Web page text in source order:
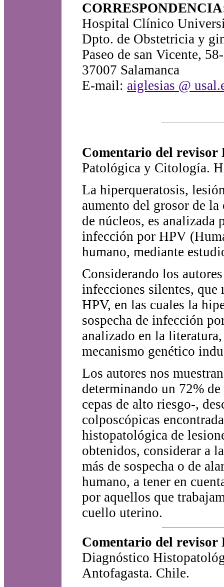
Hospital Clínico
Dpto. de Obstetricia y
Paseo de san Vicente,
37007 Salamanca
E-mail: aiglesias @
Comentario del revisor
Patológica y Citología.
La hiperqueratosis,
aumento del grosor de
de núcleos, es analizada
infección por HPV
humano, mediante
Considerando los
infecciones silentes, que
HPV, en las cuales la
sospecha de infección
analizado en la
mecanismo genético
Los autores nos
determinando un 72%
cepas de alto riesgo-,
colposcópicas
histopatológica de
obtenidos, considerar a
más de sospecha o de
humano, a tener en
por aquellos que
cuello uterino.
Comentario del revisor
Diagnóstico
Antofagasta. Chile.